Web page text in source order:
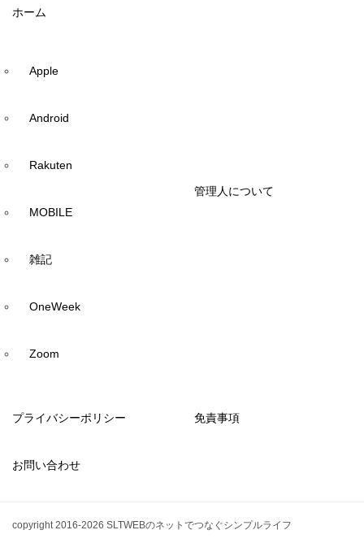
ホーム
Apple
Android
Rakuten
MOBILE
雑記
OneWeek
Zoom
管理人について
プライバシーポリシー 免責事項
お問い合わせ
copyright 2016-2026 SLTWEBのネットでつなぐシンプルライフ